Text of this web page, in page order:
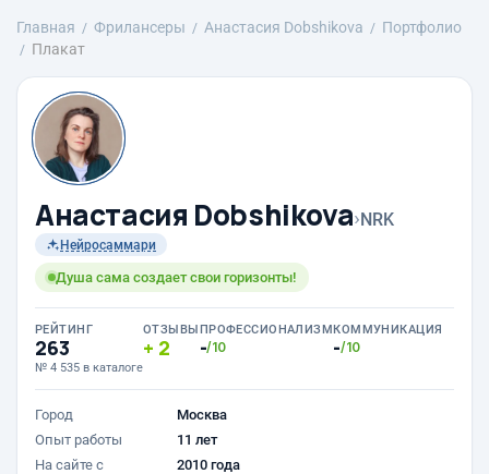
Главная Фрилансеры Анастасия Dobshikova
Портфолио
Плакат
Анастасия Dobshikova›NRK
Нейросаммари
Душа сама создает свои горизонты!
РЕЙТИНГ
263
№ 4 535 в каталоге
ОТЗЫВЫ
2
ПРОФЕССИОНАЛИЗМ
-/10
КОММУНИКАЦИЯ
-/10
Город
Москва
Опыт работы
11 лет
На сайте с
2010 года